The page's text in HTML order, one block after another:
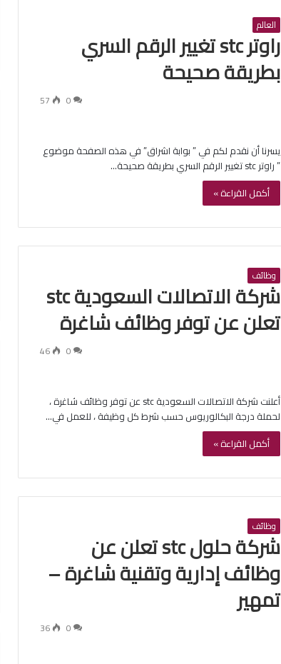
العالم
راوتر stc تغيير الرقم السري
بطريقة صحيحة
0
57
يسرنا أن نقدم لكم في ” بوابة اشراق” في هذه الصفحة موضوع
” راوتر stc تغيير الرقم السري بطريقة صحيحة…
أكمل القراءة »
وظائف
شركة الاتصالات السعودية stc
تعلن عن توفر وظائف شاغرة
0
46
أعلنت شركة الاتصالات السعودية stc عن توفر وظائف شاغرة ،
لحملة درجة البكالوريوس حسب شرط كل وظيفة ، للعمل في…
أكمل القراءة »
وظائف
شركة حلول stc تعلن عن
وظائف إدارية وتقنية شاغرة –
تمهير
0
36